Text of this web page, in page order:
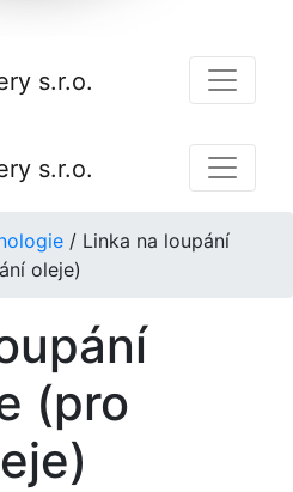
/ Linka na loupání
oleje)
(pro